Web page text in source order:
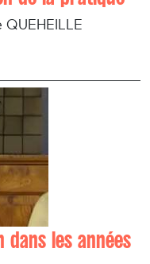
dans les années